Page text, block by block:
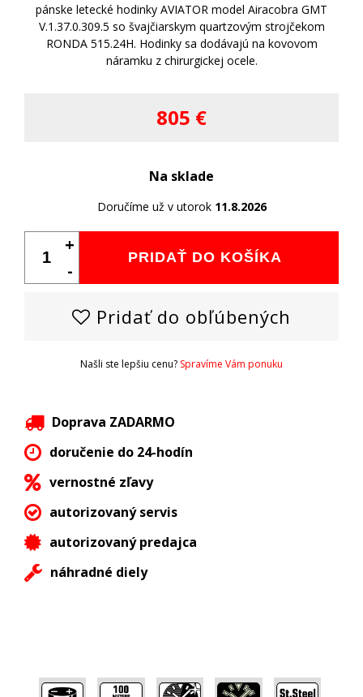
pánske letecké hodinky AVIATOR model Airacobra GMT
V.1.37.0.309.5 so švajčiarskym quartzovým strojčekom
RONDA 515.24H. Hodinky sa dodávajú na kovovom
náramku z chirurgickej ocele.
805 €
Na sklade
Doručíme už v utorok 11.8.2026
PRIDAŤ DO KOŠÍKA
+
-
Pridať do obľúbených
Našli ste lepšiu cenu? Spravíme Vám ponuku
Doprava ZADARMO
doručenie do 24-hodín
vernostné zľavy
autorizovaný servis
autorizovaný predajca
náhradné diely